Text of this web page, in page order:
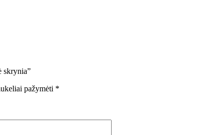
skrynia”
pažymėti *